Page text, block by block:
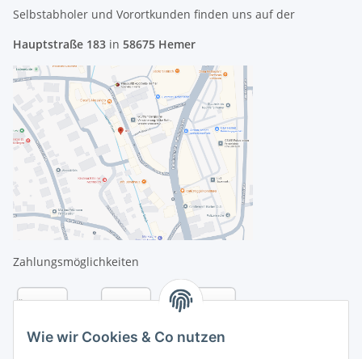
Wie wir Cookies & Co nutzen
Selbstabholer und Vorortkunden finden uns auf der
Hauptstraße 183 in 58675 Hemer
Zahlungsmöglichkeiten